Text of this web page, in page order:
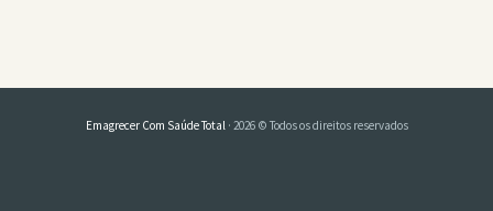
Emagrecer Com Saúde Total · 2026 © Todos os direitos reservados